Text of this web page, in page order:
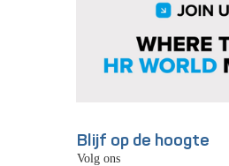
Blijf op de hoogte
Volg ons